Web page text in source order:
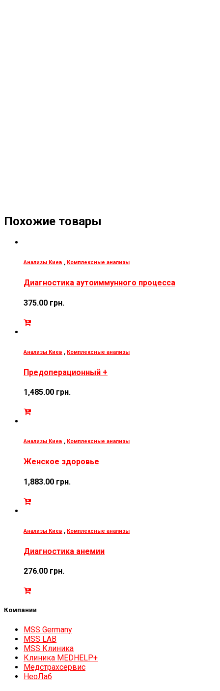
Похожие товары
Анализы Киев , Комплексные анализы
Диагностика аутоиммунного процесса
375.00 грн.
Анализы Киев , Комплексные анализы
Предоперационный +
1,485.00 грн.
Анализы Киев , Комплексные анализы
Женское здоровье
1,883.00 грн.
Анализы Киев , Комплексные анализы
Диагностика анемии
276.00 грн.
Компании
MSS Germany
MSS LAB
MSS Клиника
Клиника MEDHELP+
Медстрахсервис
НеоЛаб